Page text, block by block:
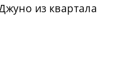
из квартала